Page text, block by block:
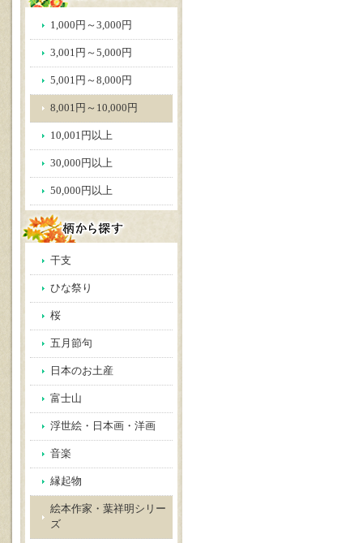
1,000円～3,000円
3,001円～5,000円
5,001円～8,000円
8,001円～10,000円
10,001円以上
30,000円以上
50,000円以上
干支
ひな祭り
桜
五月節句
日本のお土産
富士山
浮世絵・日本画・洋画
音楽
縁起物
絵本作家・葉祥明シリー
ズ